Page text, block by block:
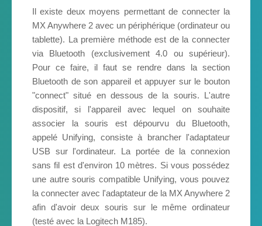
Il existe deux moyens permettant de connecter la
MX Anywhere 2 avec un périphérique (ordinateur ou
tablette). La première méthode est de la connecter
via Bluetooth (exclusivement 4.0 ou supérieur).
Pour ce faire, il faut se rendre dans la section
Bluetooth de son appareil et appuyer sur le bouton
"connect" situé en dessous de la souris. L'autre
dispositif, si l'appareil avec lequel on souhaite
associer la souris est dépourvu du Bluetooth,
appelé Unifying, consiste à brancher l'adaptateur
USB sur l'ordinateur. La portée de la connexion
sans fil est d'environ 10 mètres. Si vous possédez
une autre souris compatible Unifying, vous pouvez
la connecter avec l'adaptateur de la MX Anywhere 2
afin d'avoir deux souris sur le même ordinateur
(testé avec la Logitech M185).